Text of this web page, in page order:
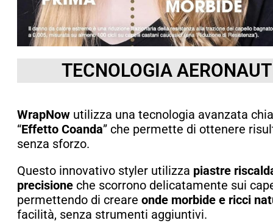
TECNOLOGIA
WrapNow utilizza una tecnologia avanzata
“Effetto Coanda” che permette di ottenere
senza sforzo.
Questo innovativo styler utilizza piastre
precisione che scorrono delicatamente sui
permettendo di creare onde morbide e ricci
facilità, senza strumenti aggiuntivi.